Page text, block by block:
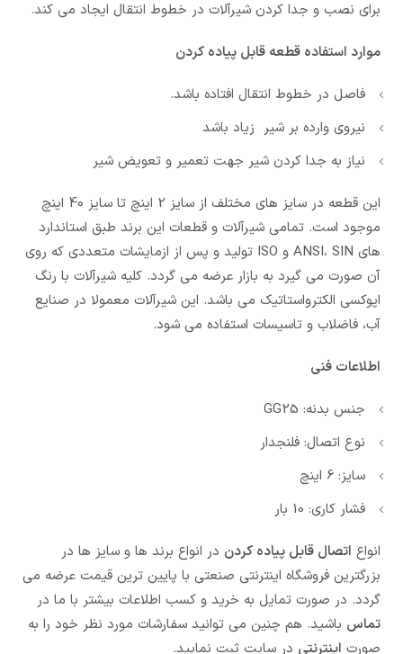
برای نصب و جدا کردن شیرآلات در خطوط انتقال ایجاد می کند.
موارد استفاده قطعه قابل پیاده کردن
فاصل در خطوط انتقال افتاده باشد.
نیروی وارده بر شیر زیاد باشد
نیاز به جدا کردن شیر جهت تعمیر و تعویض شیر
این قطعه در سایز های مختلف از سایز 2 اینچ تا سایز 40 اینچ
موجود است. تمامی شیرآلات و قطعات این برند طبق استاندارد
های ANSI، SIN و ISO تولید و پس از ازمایشات متعددی که روی
آن صورت می گیرد به بازار عرضه می گردد. کلیه شیرآلات با رنگ
اپوکسی الکترواستاتیک می باشد. این شیرآلات معمولا در صنایع
آب، فاضلاب و تاسیسات استفاده می شود.
اطلاعات فنی
جنس بدنه: GG25
نوع اتصال: فلنجدار
سایز: 6 اینچ
فشار کاری: 10 بار
انواع اتصال قابل پیاده کردن در انواع برند ها و سایز ها در
بزرگترین فروشگاه اینترنتی صنعتی با پایین ترین قیمت عرضه می
گردد. در صورت تمایل به خرید و کسب اطلاعات بیشتر با ما در
تماس باشید. هم چنین می توانید سفارشات مورد نظر خود را به
صورت اینترنتی در سایت ثبت نمایید.